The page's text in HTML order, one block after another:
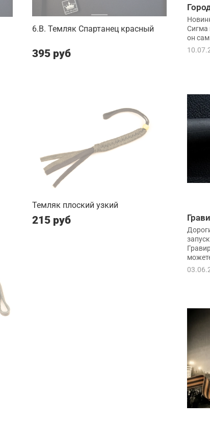
6.B. Темляк Спартанец красный
395 руб
Темляк плоский узкий
215 руб
Сигма
он сам